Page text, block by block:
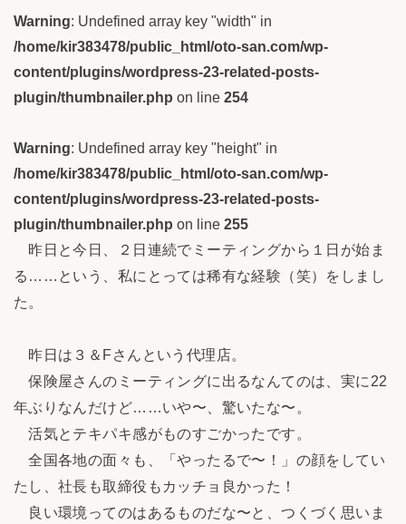
Warning: Undefined array key "width" in
/home/kir383478/public_html/oto-san.com/wp-
content/plugins/wordpress-23-related-posts-
plugin/thumbnailer.php on line 254
Warning: Undefined array key "height" in
/home/kir383478/public_html/oto-san.com/wp-
content/plugins/wordpress-23-related-posts-
plugin/thumbnailer.php on line 255
昨日と今日、２日連続でミーティングから１日が始ま
る……という、私にとっては稀有な経験（笑）をしまし
た。
昨日は３＆Fさんという代理店。
保険屋さんのミーティングに出るなんてのは、実に22
年ぶりなんだけど……いや〜、驚いたな〜。
活気とテキパキ感がものすごかったです。
全国各地の面々も、「やったるで〜！」の顔をしてい
たし、社長も取締役もカッチョ良かった！
良い環境ってのはあるものだな〜と、つくづく思いま